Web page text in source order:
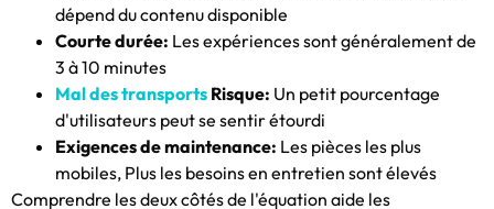
dépend du contenu disponible
Courte durée: Les expériences sont généralement de
3 à 10 minutes
Mal des transports Risque: Un petit pourcentage
d'utilisateurs peut se sentir étourdi
Exigences de maintenance: Les pièces les plus
mobiles, Plus les besoins en entretien sont élevés
Comprendre les deux côtés de l'équation aide les